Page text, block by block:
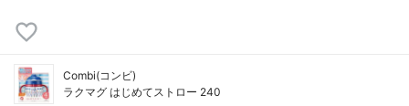
Combi(コンビ)
ラクマグ はじめてストロー 240